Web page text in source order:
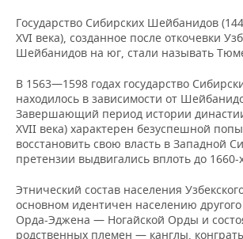
Государство Сибирских Шейбанидов
ХVI века), созданное после откочевки
Шейбанидов на юг, стали называть
В 1563—1598 годах государство
находилось в зависимости от
Завершающий период истории
ХVII века) характерен безуспешной
восстановить свою власть в Западной
претензии выдвигались вплоть до 1660-
Этнический состав населения
основном идентичен населению другого
Орда-Эджена — Ногайской Орды и
родственных племен — канглы,